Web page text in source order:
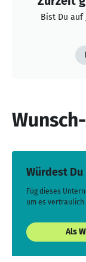
Bist Du auf
Würdest
Füg dieses
um es
Als